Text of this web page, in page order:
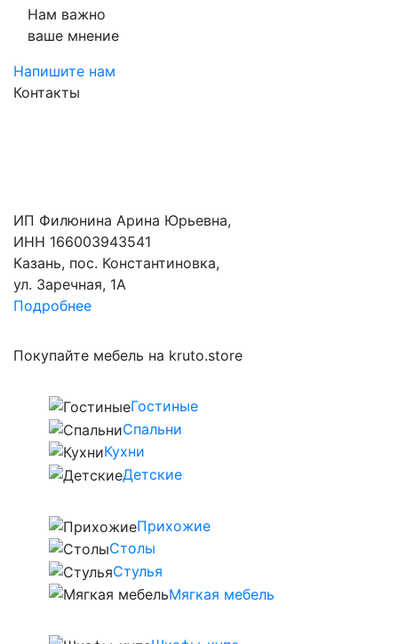
Нам важно
ваше мнение
Напишите нам
Контакты
ИП Филюнина Арина Юрьевна,
ИНН 166003943541
Казань, пос. Константиновка,
ул. Заречная, 1А
Подробнее
Покупайте мебель на kruto.store
Гостиные
Спальни
Кухни
Детские
Прихожие
Столы
Стулья
Мягкая мебель